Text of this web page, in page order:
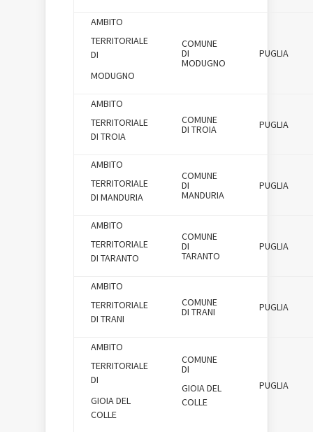
AMBITO
TERRITORIALE
DI
MODUGNO
COMUNE
DI
MODUGNO
PUGLIA
AMBITO
TERRITORIALE
DI TROIA
COMUNE
DI TROIA PUGLIA
AMBITO
TERRITORIALE
DI MANDURIA
COMUNE
DI
MANDURIA
PUGLIA
AMBITO
TERRITORIALE
DI TARANTO
COMUNE
DI
TARANTO
PUGLIA
AMBITO
TERRITORIALE
DI TRANI
COMUNE
DI TRANI PUGLIA
AMBITO
TERRITORIALE
DI
GIOIA DEL
COLLE
COMUNE
DI
GIOIA DEL
COLLE
PUGLIA